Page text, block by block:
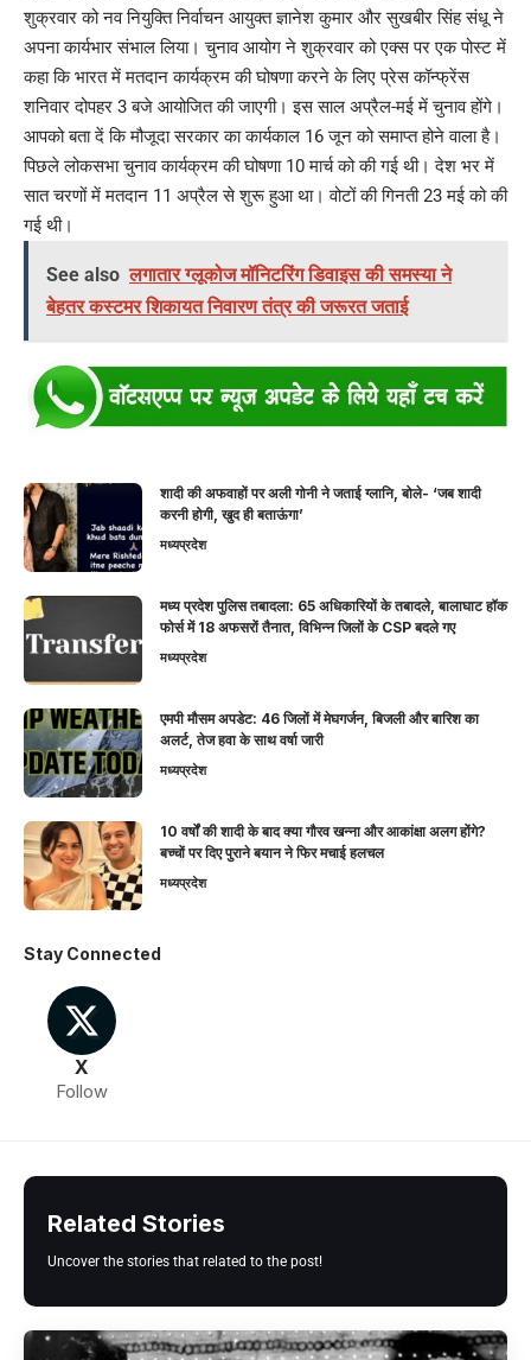
शुक्रवार को नव नियुक्ति निर्वाचन आयुक्त ज्ञानेश कुमार और सुखबीर सिंह संधू ने
अपना कार्यभार संभाल लिया। चुनाव आयोग ने शुक्रवार को एक्स पर एक पोस्ट में
कहा कि भारत में मतदान कार्यक्रम की घोषणा करने के लिए प्रेस कॉन्फ्रेंस
शनिवार दोपहर 3 बजे आयोजित की जाएगी। इस साल अप्रैल-मई में चुनाव होंगे।
आपको बता दें कि मौजूदा सरकार का कार्यकाल 16 जून को समाप्त होने वाला है।
पिछले लोकसभा चुनाव कार्यक्रम की घोषणा 10 मार्च को की गई थी। देश भर में
सात चरणों में मतदान 11 अप्रैल से शुरू हुआ था। वोटों की गिनती 23 मई को की
गई थी।
See also लगातार ग्लूकोज मॉनिटरिंग डिवाइस की समस्या ने
बेहतर कस्टमर शिकायत निवारण तंत्र की जरूरत जताई
शादी की अफवाहों पर अली गोनी ने जताई ग्लानि, बोले- ‘जब शादी
करनी होगी, खुद ही बताऊंगा’
मध्यप्रदेश
मध्य प्रदेश पुलिस तबादला: 65 अधिकारियों के तबादले, बालाघाट हॉक
फोर्स में 18 अफसरों तैनात, विभिन्न जिलों के CSP बदले गए
मध्यप्रदेश
एमपी मौसम अपडेट: 46 जिलों में मेघगर्जन, बिजली और बारिश का
अलर्ट, तेज हवा के साथ वर्षा जारी
मध्यप्रदेश
10 वर्षों की शादी के बाद क्या गौरव खन्ना और आकांक्षा अलग होंगे?
बच्चों पर दिए पुराने बयान ने फिर मचाई हलचल
मध्यप्रदेश
Stay Connected
X
Follow
Related Stories
Uncover the stories that related to the post!